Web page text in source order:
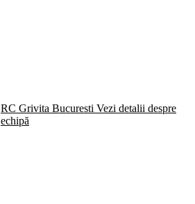
RC Grivita Bucuresti Vezi detalii despre
echipă